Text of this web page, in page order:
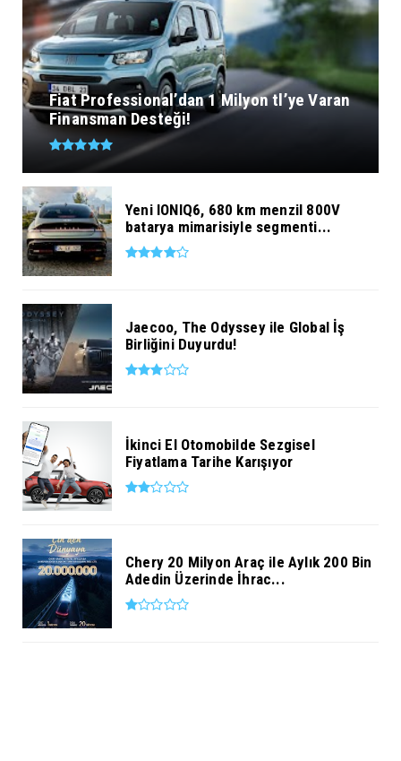
Fiat Professional’dan 1 Milyon tl’ye Varan
Finansman Desteği!
Yeni IONIQ6, 680 km menzil 800V
batarya mimarisiyle segmenti...
Jaecoo, The Odyssey ile Global İş
Birliğini Duyurdu!
İkinci El Otomobilde Sezgisel
Fiyatlama Tarihe Karışıyor
Chery 20 Milyon Araç ile Aylık 200 Bin
Adedin Üzerinde İhrac...